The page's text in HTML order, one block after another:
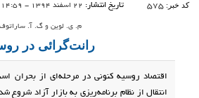
کد خبر: 575 تاریخ انتشار: 22 اسفند 1394 - 14:59
م. ی. لوین و گ. آ. ساراتوف
رانت‌گرائی در
انتقال از نظام برنامه‌ریزی به بازار آزاد